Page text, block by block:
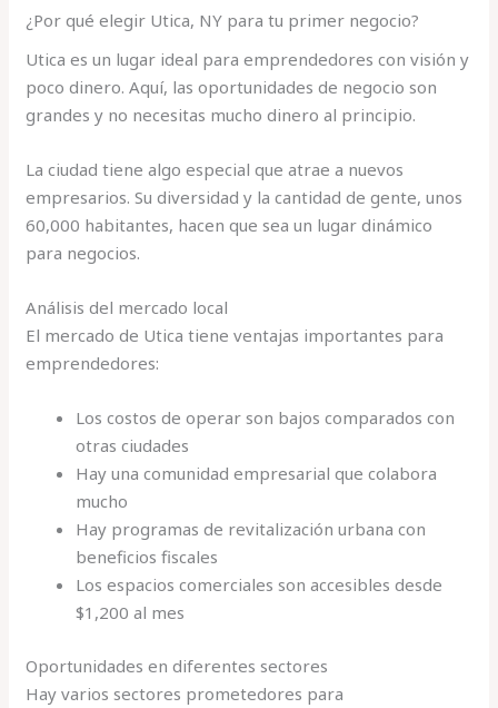
¿Por qué elegir Utica, NY para tu primer negocio?
Utica es un lugar ideal para emprendedores con visión y
poco dinero. Aquí, las oportunidades de negocio son
grandes y no necesitas mucho dinero al principio.
La ciudad tiene algo especial que atrae a nuevos
empresarios. Su diversidad y la cantidad de gente, unos
60,000 habitantes, hacen que sea un lugar dinámico
para negocios.
Análisis del mercado local
El mercado de Utica tiene ventajas importantes para
emprendedores:
Los costos de operar son bajos comparados con
otras ciudades
Hay una comunidad empresarial que colabora
mucho
Hay programas de revitalización urbana con
beneficios fiscales
Los espacios comerciales son accesibles desde
$1,200 al mes
Oportunidades en diferentes sectores
Hay varios sectores prometedores para